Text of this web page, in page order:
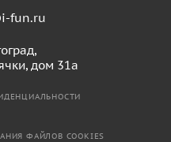
fun.ru
дом 31а
ФАЙЛОВ COOKIES